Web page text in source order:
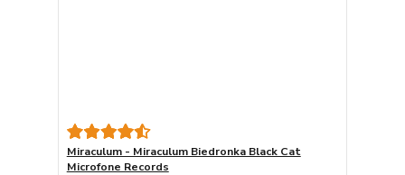
Miraculum - Miraculum Biedronka Black Cat
Microfone Records